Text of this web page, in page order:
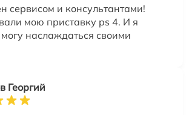
сервисом и консультантами!
мою приставку ps 4. И я
наслаждаться своими
Георгий